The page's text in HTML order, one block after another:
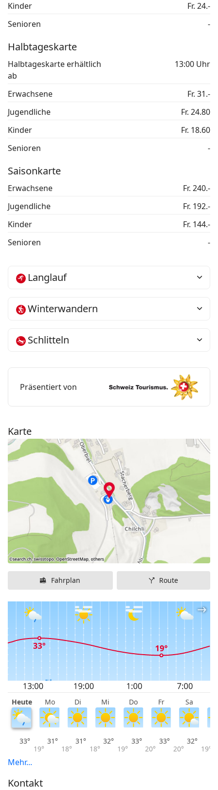
Kinder
Fr. 24.-
Senioren
-
Halbtageskarte
Halbtageskarte erhältlich
ab
13:00 Uhr
Erwachsene
Fr. 31.-
Jugendliche
Fr. 24.80
Kinder
Fr. 18.60
Senioren
-
Saisonkarte
Erwachsene
Fr. 240.-
Jugendliche
Fr. 192.-
Kinder
Fr. 144.-
Senioren
-
Langlauf
Winterwandern
Schlitteln
Präsentiert von
Karte
Fahrplan Route
Heute Mo Di Mi Do Fr Sa
33°
19°
31°
18°
31°
18°
32°
19°
33°
20°
33°
20°
32°
19°
Mehr...
Kontakt